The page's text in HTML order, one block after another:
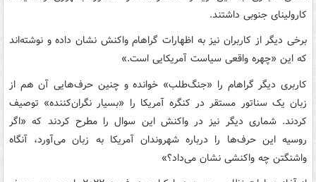
کارولینای جنوبی داشتند.
برخی دیگر از کاربران نیز به اظهارات گراهام واکنش نشان داده و نوشته‌اند
که این «چهره واقعی سیاست آمریکایی است.»
کاربری دیگر گراهام را «جنگ‌طلب» خوانده و چنین حرف‌هایی آن هم از
زبان یک سناتور مستقر در کنگره آمریکا را «بسیار نگران‌کننده» توصیف
کردند. شماری دیگر نیز در واکنش این سوال را مطرح کردند که «اگر
روسیه این حرف‌ها را درباره شهروندان آمریکا به زبان می‌آورد، آنگاه
واشنگتن چه واکنشی نشان می‌داد؟»